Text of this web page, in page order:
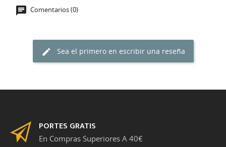
Comentarios (0)
Sea el primero en escribir una reseña
PORTES GRATIS
En Compras Superiores A 40€